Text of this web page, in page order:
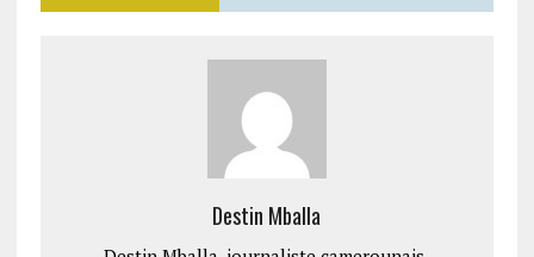
Destin Mballa